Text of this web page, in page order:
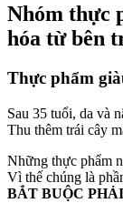
Nhóm thực
hóa từ bên
Thực phẩm
Sau 35 tuổi, da và
Thu thêm trái cây
Những thực phẩm
Vì thế chúng là
BẮT BUỘC